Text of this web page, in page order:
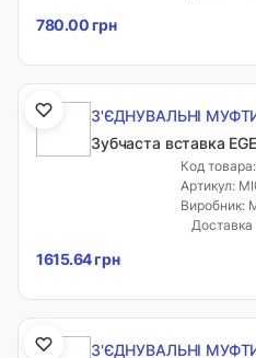
780.00 грн
З'ЄДНУВАЛЬНІ МУФТИ
Зубчаста вставка
Код
Артикул:
Виробник:
Доставка
1615.64 грн
З'ЄДНУВАЛЬНІ МУФТИ